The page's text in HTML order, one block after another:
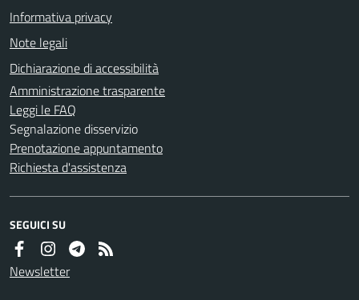
Informativa privacy
Note legali
Dichiarazione di accessibilità
Amministrazione trasparente
Leggi le FAQ
Segnalazione disservizio
Prenotazione appuntamento
Richiesta d'assistenza
SEGUICI SU
Newsletter